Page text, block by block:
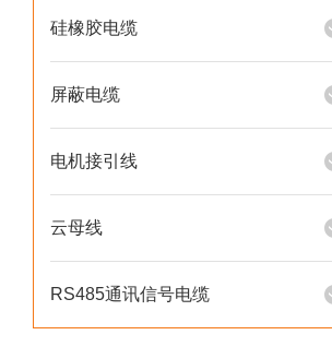
硅橡胶电缆
屏蔽电缆
电机接引线
云母线
RS485通讯信号电缆